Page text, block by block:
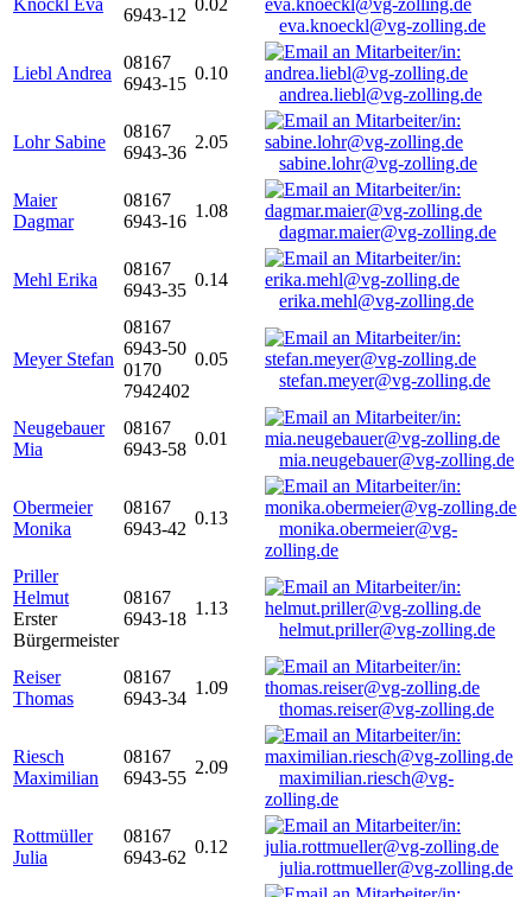
Knöckl Eva
6943-12
0.02
eva.knoeckl@vg-zolling.de
Liebl Andrea
08167
6943-15
0.10
andrea.liebl@vg-zolling.de
Lohr Sabine
08167
6943-36
2.05
sabine.lohr@vg-zolling.de
Maier
Dagmar
08167
6943-16
1.08
dagmar.maier@vg-zolling.de
Mehl Erika
08167
6943-35
0.14
erika.mehl@vg-zolling.de
Meyer Stefan
08167
6943-50
0170
7942402
0.05
stefan.meyer@vg-zolling.de
Neugebauer
Mia
08167
6943-58
0.01
mia.neugebauer@vg-zolling.de
Obermeier
Monika
08167
6943-42
0.13
monika.obermeier@vg-
zolling.de
Priller
Helmut
Erster
Bürgermeister
08167
6943-18
1.13
helmut.priller@vg-zolling.de
Reiser
Thomas
08167
6943-34
1.09
thomas.reiser@vg-zolling.de
Riesch
Maximilian
08167
6943-55
2.09
maximilian.riesch@vg-
zolling.de
Rottmüller
Julia
08167
6943-62
0.12
julia.rottmueller@vg-zolling.de